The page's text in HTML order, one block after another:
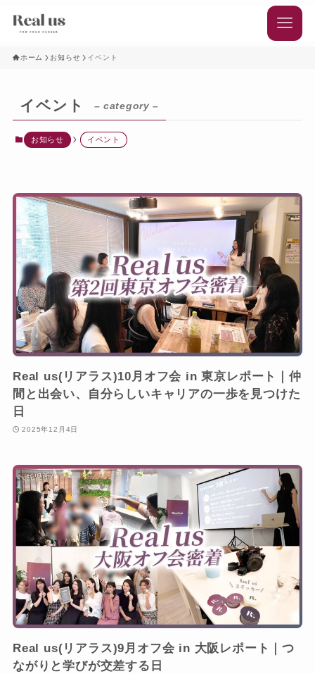
ホーム お知らせ イベント
イベント – category –
お知らせ イベント
Real us(リアラス)10月オフ会 in 東京レポート｜仲
間と出会い、自分らしいキャリアの一歩を見つけた
日
2025年12月4日
Real us(リアラス)9月オフ会 in 大阪レポート｜つ
ながりと学びが交差する日